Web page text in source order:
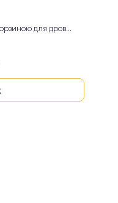
для дров...